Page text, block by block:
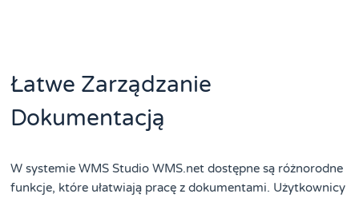
Łatwe Zarządzanie
Dokumentacją
W systemie WMS Studio WMS.net dostępne są różnorodne
funkcje, które ułatwiają pracę z dokumentami. Użytkownicy